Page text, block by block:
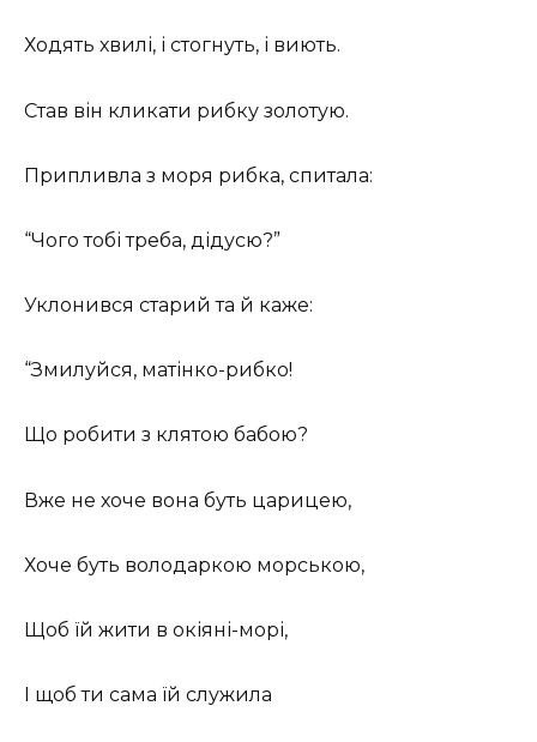
Ходять хвилі, і стогнуть, і виють.
Став він кликати рибку золотую.
Припливла з моря рибка, спитала:
“Чого тобі треба, дідусю?”
Уклонився старий та й каже:
“Змилуйся, матінко-рибко!
Що робити з клятою бабою?
Вже не хоче вона буть царицею,
Хоче буть володаркою морською,
Щоб їй жити в окіяні-морі,
І щоб ти сама їй служила